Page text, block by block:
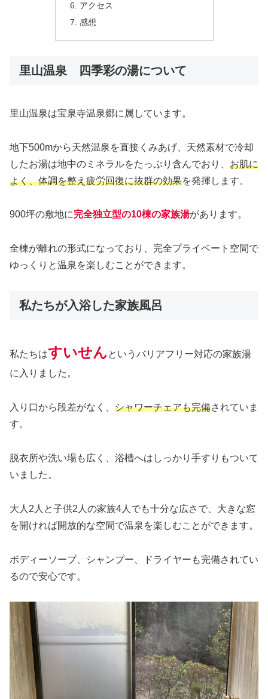
アクセス
感想
里山温泉 四季彩の湯について
里山温泉は宝泉寺温泉郷に属しています。
地下500mから天然温泉を直接くみあげ、天然素材で冷却
したお湯は地中のミネラルをたっぷり含んでおり、 お肌に
よく、体調を整え疲労回復に抜群の効果を発揮します。
900坪の敷地に完全独立型の10棟の家族湯があります。
全棟が離れの形式になっており、完全プライベート空間で
ゆっくりと温泉を楽しむことができます。
私たちが入浴した家族風呂
私たちはすいせんというバリアフリー対応の家族湯
に入りました。
入り口から段差がなく、 シャワーチェアも完備されていま
す。
脱衣所や洗い場も広く、浴槽へはしっかり手すりもついて
いました。
大人2人と子供2人の家族4人でも十分な広さで、大きな窓
を開ければ開放的な空間で温泉を楽しむことができます。
ボディーソープ、シャンプー、ドライヤーも完備されてい
るので安心です。